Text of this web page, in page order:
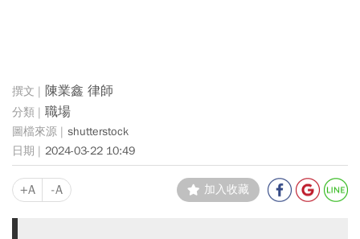
陳業鑫 律師
職場
shutterstock
2024-03-22 10:49
+A -A 加入收藏